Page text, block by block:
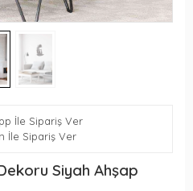
İle Sipariş Ver
İle Sipariş Ver
Siyah Ahşap